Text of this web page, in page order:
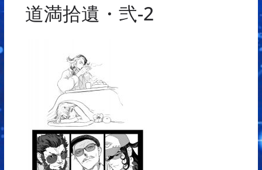
道満拾遺・弐-2